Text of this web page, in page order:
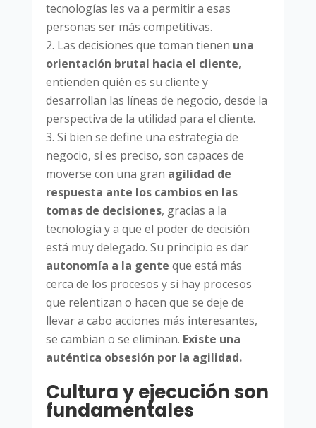
tecnologías les va a permitir a esas
personas ser más competitivas.
Las decisiones que toman tienen una
orientación brutal hacia el cliente,
entienden quién es su cliente y
desarrollan las líneas de negocio, desde la
perspectiva de la utilidad para el cliente.
Si bien se define una estrategia de
negocio, si es preciso, son capaces de
moverse con una gran agilidad de
respuesta ante los cambios en las
tomas de decisiones, gracias a la
tecnología y a que el poder de decisión
está muy delegado. Su principio es dar
autonomía a la gente que está más
cerca de los procesos y si hay procesos
que relentizan o hacen que se deje de
llevar a cabo acciones más interesantes,
se cambian o se eliminan. Existe una
auténtica obsesión por la agilidad.
Cultura y ejecución son
fundamentales